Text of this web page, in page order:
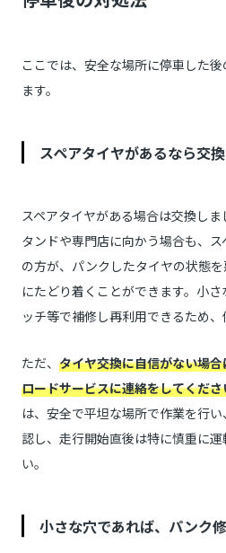
ここでは、安全な場所に停車した
ます。
スペアタイヤがあるなら交
スペアタイヤがある場合は交換し
タンドや専門店に向かう場合も、
の方が、パンクしたタイヤの状態
にたどり着くことができます。小
ッチ等で補修し再利用できるため、
ただ、 タイヤ交換に自信がない場
ロードサービスに連絡をしてくださ
は、安全で平坦な場所で作業を行
認し、走行開始直後は特に慎重に
い。
小さな穴であれば、パンク